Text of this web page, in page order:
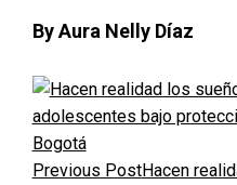
By Aura Nelly Díaz
Previous PostHacen